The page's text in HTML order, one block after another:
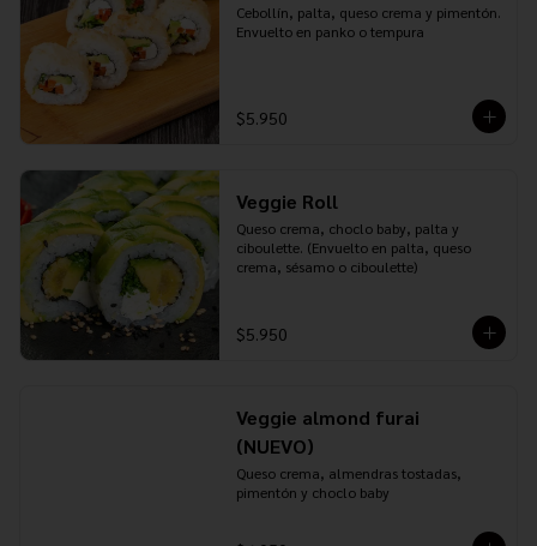
Cebollín, palta, queso crema y pimentón.
Envuelto en panko o tempura
$5.950
Veggie Roll
Queso crema, choclo baby, palta y
ciboulette. (Envuelto en palta, queso
crema, sésamo o ciboulette)
$5.950
Veggie almond furai
(NUEVO)
Queso crema, almendras tostadas,
pimentón y choclo baby